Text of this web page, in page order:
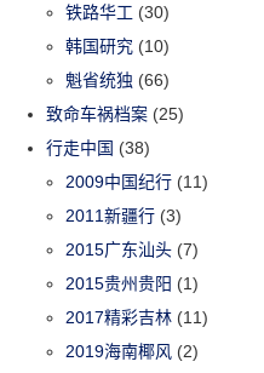
铁路华工 (30)
韩国研究 (10)
魁省统独 (66)
致命车祸档案 (25)
行走中国 (38)
2009中国纪行 (11)
2011新疆行 (3)
2015广东汕头 (7)
2015贵州贵阳 (1)
2017精彩吉林 (11)
2019海南椰风 (2)